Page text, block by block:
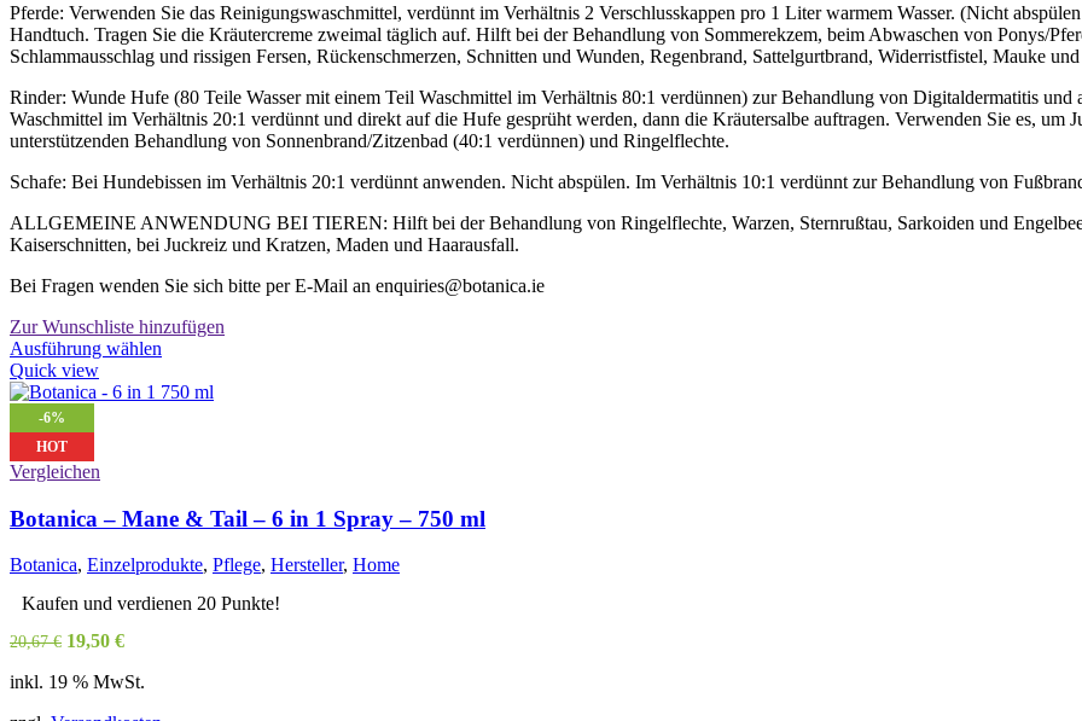
Pferde: Verwenden Sie das Reinigungswaschmittel, verdünnt im Verhältnis 2 Verschlusskappen pro 1 Liter warmem Wasser. (Nicht
Handtuch. Tragen Sie die Kräutercreme zweimal täglich auf. Hilft bei der Behandlung von Sommerekzem, beim Abwaschen von Ponys/
Schlammausschlag und rissigen Fersen, Rückenschmerzen, Schnitten und Wunden, Regenbrand, Sattelgurtbrand, Widerristfistel, Mauke
Rinder: Wunde Hufe (80 Teile Wasser mit einem Teil Waschmittel im Verhältnis 80:1 verdünnen) zur Behandlung von Digitaldermatitis
Waschmittel im Verhältnis 20:1 verdünnt und direkt auf die Hufe gesprüht werden, dann die Kräutersalbe auftragen. Verwenden Sie es, um
unterstützenden Behandlung von Sonnenbrand/Zitzenbad (40:1 verdünnen) und Ringelflechte.
Schafe: Bei Hundebissen im Verhältnis 20:1 verdünnt anwenden. Nicht abspülen. Im Verhältnis 10:1 verdünnt zur Behandlung von
ALLGEMEINE ANWENDUNG BEI TIEREN: Hilft bei der Behandlung von Ringelflechte, Warzen, Sternrußtau, Sarkoiden und
Kaiserschnitten, bei Juckreiz und Kratzen, Maden und Haarausfall.
Bei Fragen wenden Sie sich bitte per E-Mail an enquiries@botanica.ie
Zur Wunschliste hinzufügen
Ausführung wählen
weist
können
der
gewählt
Quick view
-6%
HOT
Vergleichen
Botanica – Mane & Tail – 6 in 1 Spray – 750 ml
Botanica, Einzelprodukte, Pflege, Hersteller, Home
Kaufen und verdienen 20 Punkte!
20,67€ Ursprünglicher
war:
19,50 €Aktueller
ist:
inkl. 19 % MwSt.